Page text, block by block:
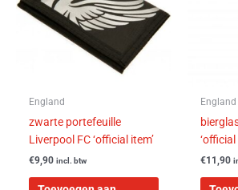
England
zwarte portefeuille
Liverpool FC ‘official item’
€9,90 incl. btw
England
‘official
€11,90